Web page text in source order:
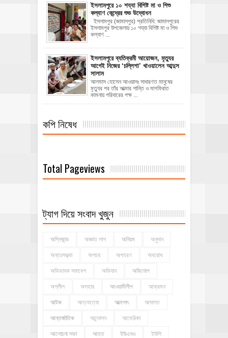
ইসলামপুরে ১০ শয্যা বিশিষ্ট মা ও শিশু
কল্যাণ কেন্দ্রের শুভ উদ্বোধন
ইসলামপুর (জামালপুর) প্রতিনিধি: জামালপুরের
ইসলামপুর উপজেলায় ১০ শয্যা বিশিষ্ট মা ও শিশু
কল্যাণ ...
‎ইসলামপুরে ব্যতিক্রমী আয়োজন, মৃত্যুর
আগেই নিজের ‘চল্লিশা’ খাওয়ালেন আব্দুস
সালাম
আলমাস হোসেন আওয়ালঃ ‎​সাধারণত মানুষের
মৃত্যুর পর তাঁর আত্মার শান্তি ও মাগফিরাত
কামনায় পরিবারের পক্ষ ...
কপি নিষেধ
Total Pageviews
ট্যাগ দিয়ে সংবাদ খুজুন
অগ্নিকান্ড অজ্ঞাত লাশ অনিয়ম অনুদান
অন্তঃসত্ত্বা অপচয় অপহরণ অবরোধ
অভিভাবক সমাবেশ অভিযান অভিযোগ
অশ্লীল অসহায় আওয়ামীলীগ আক্রমন
আটক আত্নহত্যা আত্মসাৎ আদালত
আন্তর্জাতিক আন্দোলন আমেরিকা
আলোচনা সভা আহত ইউএনও ইউপি